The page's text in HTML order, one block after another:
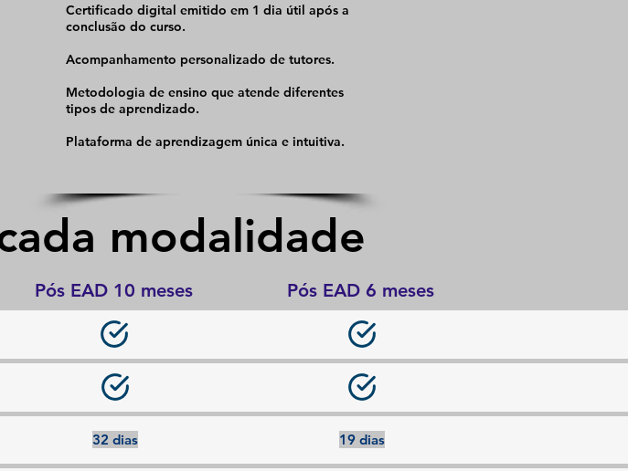
Certificado digital emitido em 1 dia útil após a
conclusão do curso.
Acompanhamento personalizado de tutores.
Metodologia de ensino que atende diferentes
tipos de aprendizado.
Plataforma de aprendizagem única e intuitiva.
modalidade
Pós EAD 10 meses Pós EAD 6 meses
32 dias 19 dias